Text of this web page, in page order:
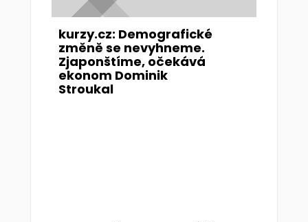
kurzy.cz: Demografické
změně se nevyhneme.
Zjaponštíme, očekává
ekonom Dominik
Stroukal